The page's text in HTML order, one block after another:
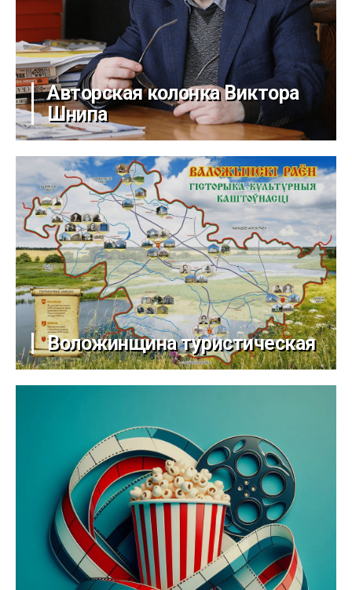
Авторская колонка Виктора
Шнипа
Воложинщина туристическая